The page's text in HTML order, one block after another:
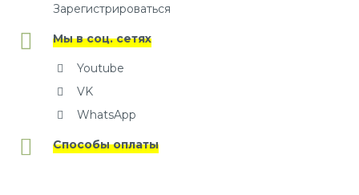
Зарегистрироваться
Мы в соц. сетях
Youtube
VK
WhatsApp
Способы оплаты